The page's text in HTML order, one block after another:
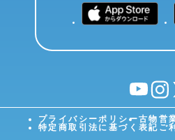
YouTube X
プライバシーポリシー古物営
特定商取引法に基づく表記 ご